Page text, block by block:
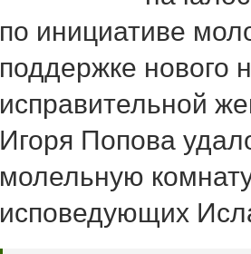
по инициативе
поддержке нового
исправительной
Игоря Попова
молельную
исповедующих